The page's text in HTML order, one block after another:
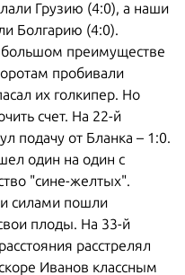
Грузию (4:0), а наши
Болгарию (4:0).
преимуществе
пробивали
их голкипер. Но
счет. На 22-й
подачу от Бланка – 1:0.
один на один с
"сине-желтых".
силами пошли
плоды. На 33-й
расстрелял
Иванов классным